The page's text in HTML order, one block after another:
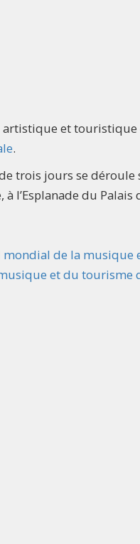
artistique et
.
trois jours se
du Palais
mondial de la
et du tourisme